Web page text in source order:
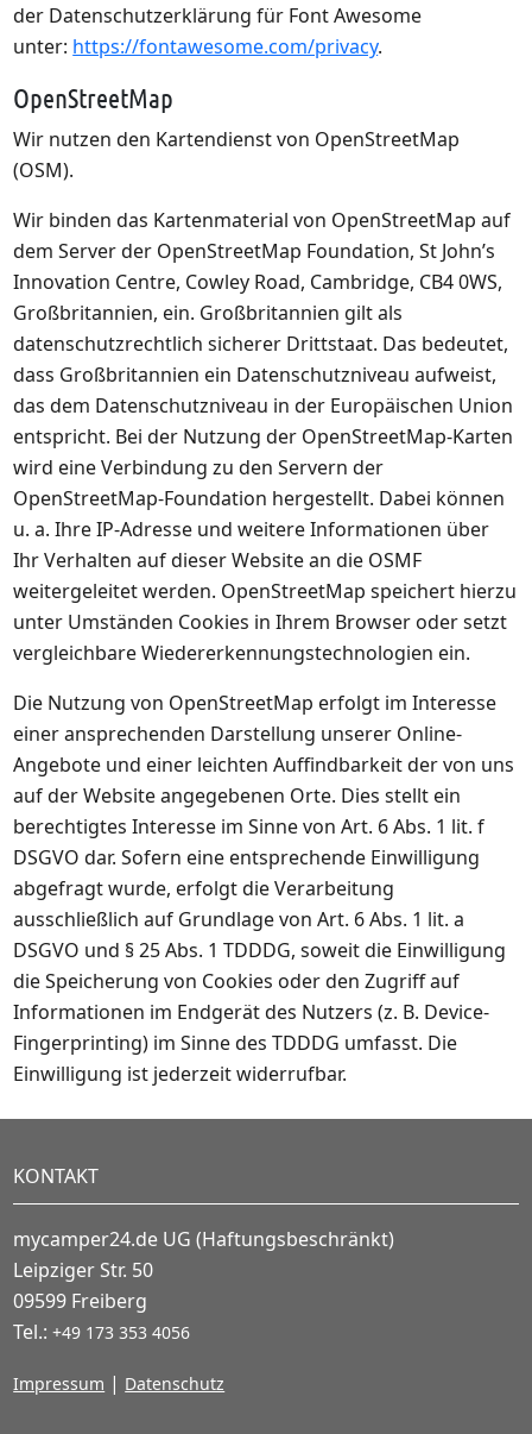
der Datenschutzerklärung für Font Awesome
unter: https://fontawesome.com/privacy.
OpenStreetMap
Wir nutzen den Kartendienst von OpenStreetMap
(OSM).
Wir binden das Kartenmaterial von OpenStreetMap auf
dem Server der OpenStreetMap Foundation, St John’s
Innovation Centre, Cowley Road, Cambridge, CB4 0WS,
Großbritannien, ein. Großbritannien gilt als
datenschutzrechtlich sicherer Drittstaat. Das bedeutet,
dass Großbritannien ein Datenschutzniveau aufweist,
das dem Datenschutzniveau in der Europäischen Union
entspricht. Bei der Nutzung der OpenStreetMap-Karten
wird eine Verbindung zu den Servern der
OpenStreetMap-Foundation hergestellt. Dabei können
u. a. Ihre IP-Adresse und weitere Informationen über
Ihr Verhalten auf dieser Website an die OSMF
weitergeleitet werden. OpenStreetMap speichert hierzu
unter Umständen Cookies in Ihrem Browser oder setzt
vergleichbare Wiedererkennungstechnologien ein.
Die Nutzung von OpenStreetMap erfolgt im Interesse
einer ansprechenden Darstellung unserer Online-
Angebote und einer leichten Auffindbarkeit der von uns
auf der Website angegebenen Orte. Dies stellt ein
berechtigtes Interesse im Sinne von Art. 6 Abs. 1 lit. f
DSGVO dar. Sofern eine entsprechende Einwilligung
abgefragt wurde, erfolgt die Verarbeitung
ausschließlich auf Grundlage von Art. 6 Abs. 1 lit. a
DSGVO und § 25 Abs. 1 TDDDG, soweit die Einwilligung
die Speicherung von Cookies oder den Zugriff auf
Informationen im Endgerät des Nutzers (z. B. Device-
Fingerprinting) im Sinne des TDDDG umfasst. Die
Einwilligung ist jederzeit widerrufbar.
KONTAKT
mycamper24.de UG (Haftungsbeschränkt)
Leipziger Str. 50
09599 Freiberg
Tel.:+49 173 353 4056
Impressum | Datenschutz